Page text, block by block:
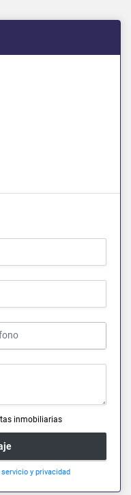
inmobiliarias
y privacidad